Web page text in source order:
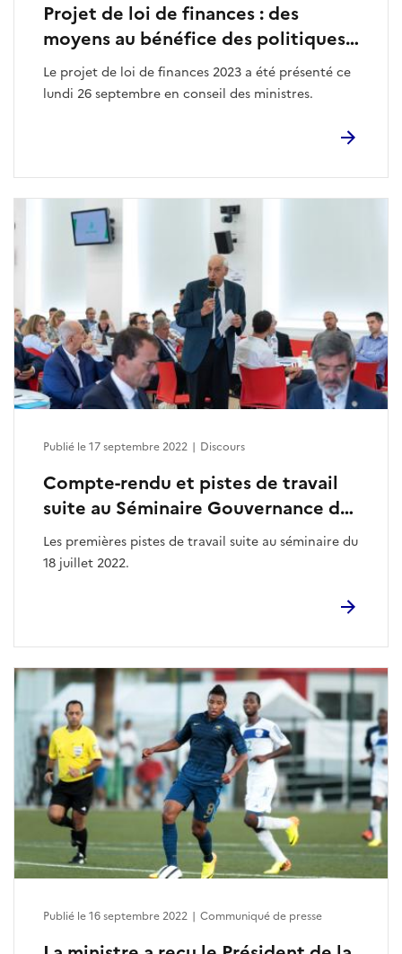
Projet de loi de finances : des
moyens au bénéfice des politiques
publiques du sport en hausse en
2023
Le projet de loi de finances 2023 a été présenté ce
lundi 26 septembre en conseil des ministres.
Compte-rendu et pistes de travail
suite au Séminaire Gouvernance du
18 juillet 2022 à l’INSEP
Les premières pistes de travail suite au séminaire du
18 juillet 2022.
Publié le 17 septembre 2022 | Discours
Publié le 16 septembre 2022 | Communiqué de presse